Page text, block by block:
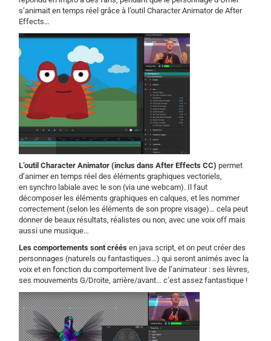
s’animait en temps réel grâce à l’outil Character Animator de After
Effects…
L’outil Character Animator (inclus dans After Effects CC) permet
d’animer en temps réel des éléments graphiques vectoriels,
en synchro labiale avec le son (via une webcam). Il faut
décomposer les éléments graphiques en calques, et les nommer
correctement (selon les éléments de son propre visage)… cela peut
donner de beaux résultats, réalistes ou non, avec une voix off mais
aussi une musique…
Les comportements sont créés en java script, et on peut créer des
personnages (naturels ou fantastiques…) qui seront animés avec la
voix et en fonction du comportement live de l’animateur : ses lèvres,
ses mouvements G/Droite, arrière/avant… c’est assez fantastique !